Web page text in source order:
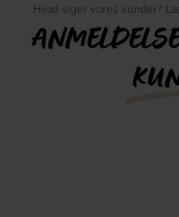
Hvad siger vores kunder?